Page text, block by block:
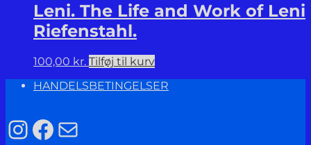
Leni. The Life and Work of Leni
Riefenstahl.
100,00 kr. Tilføj til kurv
HANDELSBETINGELSER
Instagram
Facebook
Mail